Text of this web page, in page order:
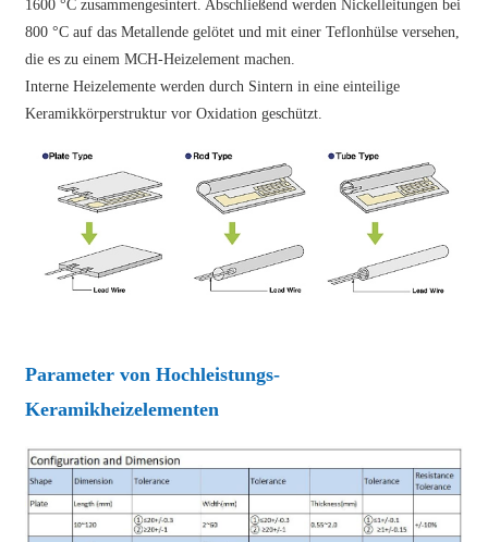
1600 °C zusammengesintert. Abschließend werden Nickelleitungen bei
800 °C auf das Metallende gelötet und mit einer Teflonhülse versehen,
die es zu einem MCH-Heizelement machen.
Interne Heizelemente werden durch Sintern in eine einteilige
Keramikkörperstruktur vor Oxidation geschützt.
Parameter von Hochleistungs-
Keramikheizelementen